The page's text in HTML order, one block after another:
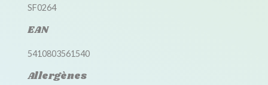
SF0264
EAN
5410803561540
Allergènes